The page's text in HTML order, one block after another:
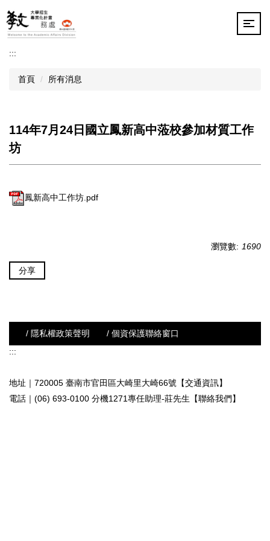
跳
到
主
內
:::
首頁 所有消息
114年7月24日國立鳳新高中蒞校參加材質工作
坊
鳳新高中工作坊.pdf
瀏覽數: 1690
分享
/ 隱私權政策聲明
/ 個資保護聯絡窗口
:::
地址｜720005 臺南市官田區大崎里大崎66號【交通資訊】
電話｜(06) 693-0100 分機1271專任助理-莊先生 【聯絡我們】